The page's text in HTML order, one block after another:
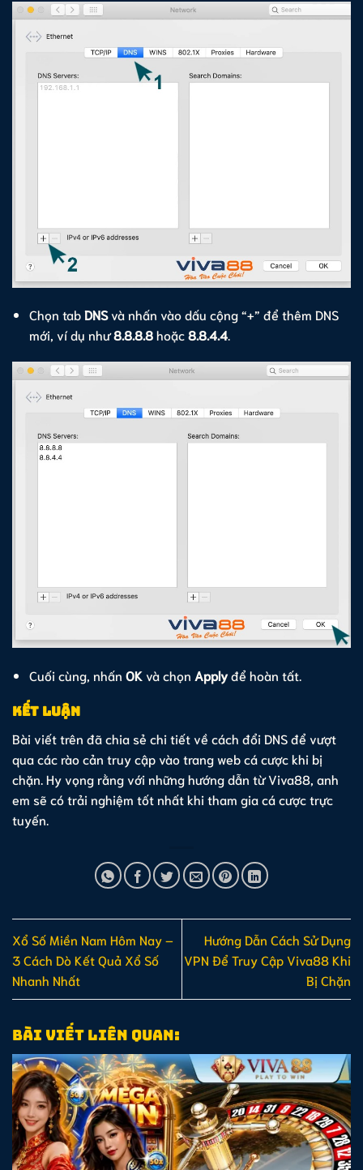
Chọn tabDNSvà nhấn vào dấu cộng “+” để thêm DNS
mới, ví dụ như8.8.8.8hoặc8.8.4.4.
Cuối cùng, nhấn OKvà chọn Applyđể hoàn tất.
Kết luận
Bài viết trên đã chia sẻ chi tiết về cách đổi DNS để vượt
qua các rào cản truy cập vào trang web cá cược khi bị
chặn. Hy vọng rằng với những hướng dẫn từ Viva88, anh
em sẽ có trải nghiệm tốt nhất khi tham gia cá cược trực
tuyến.
Xổ Số Miền Nam Hôm Nay –
3 Cách Dò Kết Quả Xổ Số
Nhanh Nhất
Hướng Dẫn Cách Sử Dụng
VPN Để Truy Cập Viva88 Khi
Bị Chặn
Bài viết liên quan: